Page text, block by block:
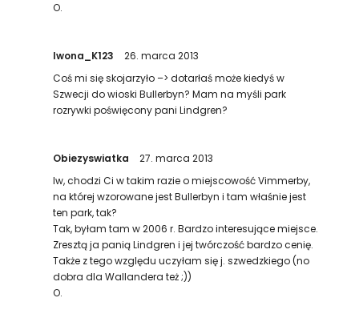
O.
Iwona_K123
26. marca 2013
Coś mi się skojarzyło –> dotarłaś może kiedyś w
Szwecji do wioski Bullerbyn? Mam na myśli park
rozrywki poświęcony pani Lindgren?
Obiezyswiatka
27. marca 2013
Iw, chodzi Ci w takim razie o miejscowość Vimmerby,
na której wzorowane jest Bullerbyn i tam właśnie jest
ten park, tak?
Tak, byłam tam w 2006 r. Bardzo interesujące miejsce.
Zresztą ja panią Lindgren i jej twórczość bardzo cenię.
Także z tego względu uczyłam się j. szwedzkiego (no
dobra dla Wallandera też ;))
O.